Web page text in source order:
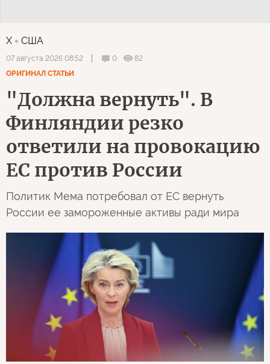
X США
07 августа 2026 08:52 0
82
ОРИГИНАЛ СТАТЬИ
"Должна вернуть". В
Финляндии резко
ответили на провокацию
ЕС против России
Политик Мема потребовал от ЕС вернуть
России ее замороженные активы ради мира